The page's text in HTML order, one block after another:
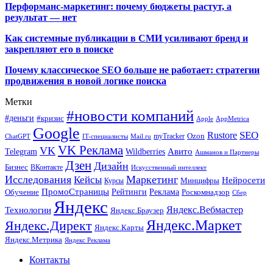
Перформанс-маркетинг: почему бюджеты растут, а
результат — нет
Как системные публикации в СМИ усиливают бренд и
закрепляют его в поиске
Почему классическое SEO больше не работает: стратегии
продвижения в новой логике поиска
Метки
#деньги #кризис #новости компаний Apple AppMetrica
ChatGPT Google IT-специалисты Mail.ru myTracker Ozon Rustore SEO
Telegram VK VK Реклама Wildberries Авито Ашманов и Партнеры
Бизнес ВКонтакте Дзен Дизайн Искусственный интеллект
Исследования Кейсы Курсы Маркетинг Минцифры Нейросети
Обучение ПромоСтраницы Рейтинги Реклама Роскомнадзор Сбер
Технологии Яндекс Яндекс.Браузер Яндекс.Вебмастер
Яндекс.Директ Яндекс.Карты Яндекс.Маркет
Яндекс.Метрика Яндекс Реклама
Контакты